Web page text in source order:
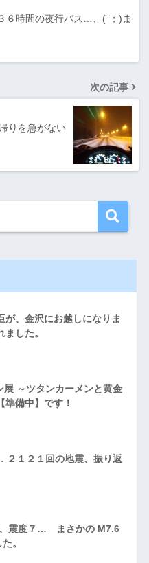
６時間の夜行バス…、(¨；)ま
次の記事
りを急がない
が、金沢にお越しになりま
した。
展 ～ツタンカーメンと黄金
準備中】です！
２１２１回の地震、振り返
、震度７… まさかの M7.6
。